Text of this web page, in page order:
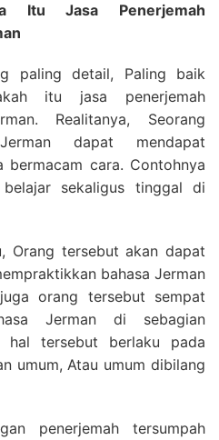
Itu Jasa Penerjemah
paling detail, Paling baik
itu jasa penerjemah
Realitanya, Seorang
dapat mendapat
bermacam cara. Contohnya
sekaligus tinggal di
Orang tersebut akan dapat
bahasa Jerman
orang tersebut sempat
Jerman di sebagian
hal tersebut berlaku pada
umum, Atau umum dibilang
penerjemah tersumpah